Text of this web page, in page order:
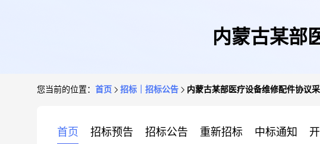
内蒙古某部
您当前的位置： 首页 招标｜招标公告 内蒙古某部医疗设备维修配件协议
首页 招标预告 招标公告 重新招标 中标通知